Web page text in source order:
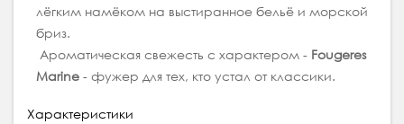
лёгким намёком на выстиранное бельё и морской
бриз.
Ароматическая свежесть с характером - Fougeres
Marine - фужер для тех, кто устал от классики.
Характеристики